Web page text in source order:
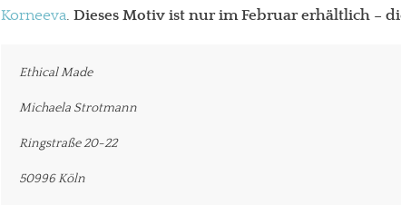
Korneeva. Dieses Motiv ist nur im Februar erhältlich –
Ethical Made
Michaela Strotmann
Ringstraße 20-22
50996 Köln